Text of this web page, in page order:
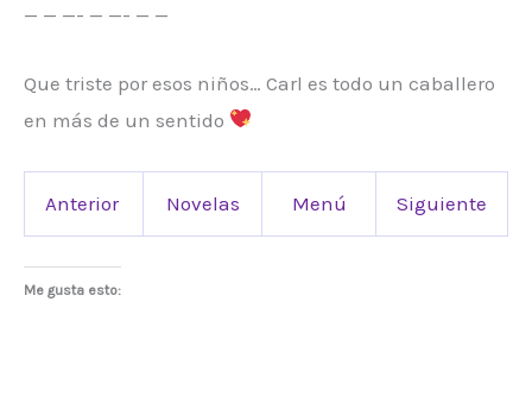
— — —- — —- — —
Que triste por esos niños… Carl es todo un caballero
en más de un sentido
Anterior Novelas Menú Siguiente
Me gusta esto: